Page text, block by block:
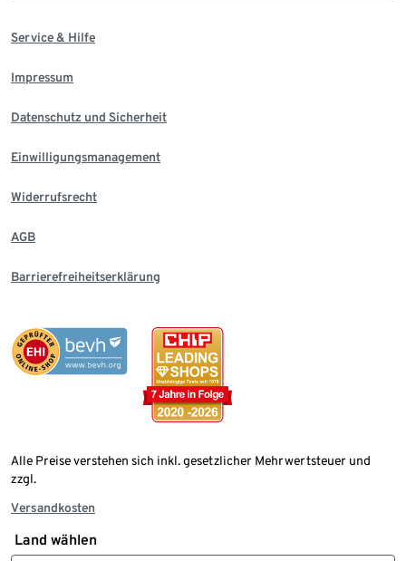
Service & Hilfe
Impressum
Datenschutz und Sicherheit
Einwilligungsmanagement
Widerrufsrecht
AGB
Barrierefreiheitserklärung
Alle Preise verstehen sich inkl. gesetzlicher Mehrwertsteuer und
zzgl.
Versandkosten
Land wählen